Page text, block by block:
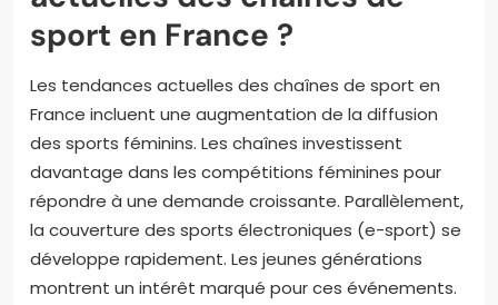
sport en France ?
Les tendances actuelles des chaînes de sport en
France incluent une augmentation de la diffusion
des sports féminins. Les chaînes investissent
davantage dans les compétitions féminines pour
répondre à une demande croissante. Parallèlement,
la couverture des sports électroniques (e-sport) se
développe rapidement. Les jeunes générations
montrent un intérêt marqué pour ces événements.